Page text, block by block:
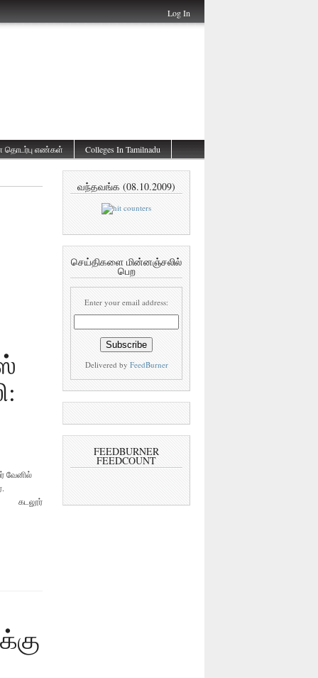
Log In
தொடர்பு எண்கள் Colleges In Tamilnadu
வேனில்
கடலூர்
வந்தவங்க (08.10.2009)
செய்திகளை மின்னஞ்சலில்
பெற
Enter your email address:
Delivered by FeedBurner
FEEDBURNER
FEEDCOUNT